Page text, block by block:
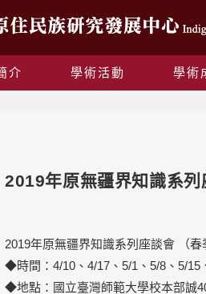
介 學術活動 學術
2019年原無疆界知識系列
2019年原無疆界知識系列座談會 （春
◆時間：4/10、4/17、5/1、5/8、5/15
◆地點：國立臺灣師範大學校本部誠